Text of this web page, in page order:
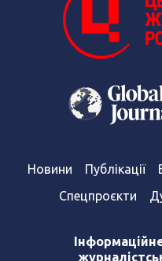
Новини Публікації
Спецпроєкти